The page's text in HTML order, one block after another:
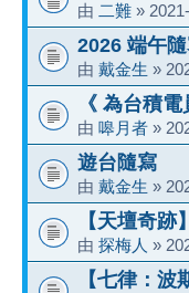
由 二難 »
2026 端午
由 戴金生 »
《 為台積電
由 嗥月者 »
遊台隨寫
由 戴金生 »
【天壇奇跡】
由 探梅人 »
【七律：波